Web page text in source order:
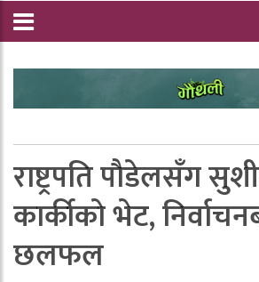
राष्ट्रपति पाैडेलसँग
कार्कीकाे भेट,
छलफल